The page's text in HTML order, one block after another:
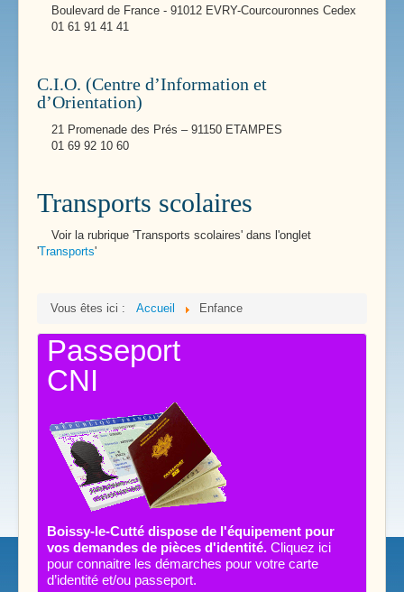
Boulevard de France - 91012 EVRY-Courcouronnes Cedex
01 61 91 41 41
C.I.O. (Centre d’Information et
d’Orientation)
21 Promenade des Prés – 91150 ETAMPES
01 69 92 10 60
Transports scolaires
Voir la rubrique 'Transports scolaires' dans l'onglet
'Transports'
Vous êtes ici : Accueil Enfance
Passeport
CNI
Boissy-le-Cutté dispose de l'équipement pour
vos demandes de pièces d'identité. Cliquez ici
pour connaitre les démarches pour votre carte
d’identité et/ou passeport.